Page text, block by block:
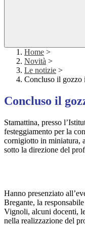
Home >
Novità >
Le notizie >
Concluso il gozzo
Concluso il
Stamattina, presso
festeggiamento per la
cornigiotto in miniatura,
sotto la direzione del
Hanno presenziato
Bregante, la
Vignoli, alcuni docenti,
nella realizzazione del